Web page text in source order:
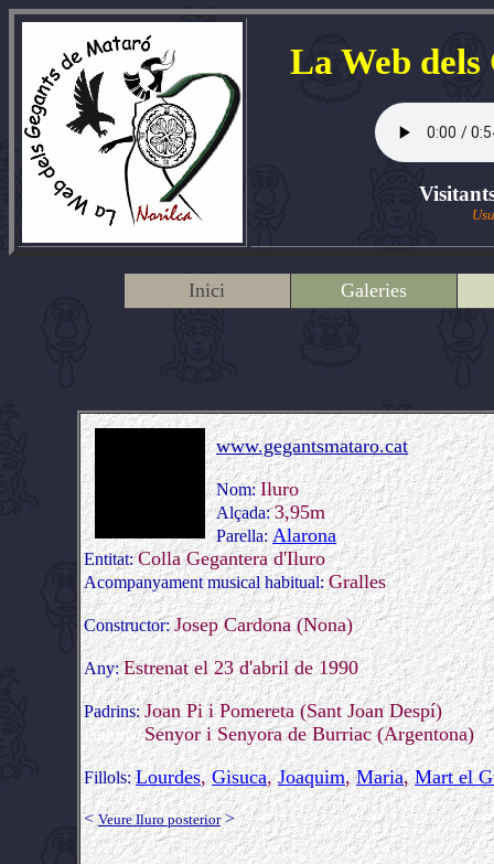
La Web
Inici Galeries
www.gegantsmataro.cat
Nom:Iluro
Alçada:3,95m
Parella: Alarona
Entitat:Colla Gegantera d'Iluro
Acompanyament musical habitual:Gralles
Constructor:Josep Cardona (Nona)
Any:Estrenat el 23 d'abril de 1990
Padrins:Joan Pi i Pomereta (Sant Joan Despí)
Padrins:Senyor i Senyora de Burriac (Argentona)
Fillols:Lourdes,Gisuca,Joaquim,Maria,Mart el
<Veure Iluro posterior>